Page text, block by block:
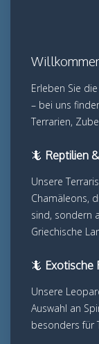
Erleben Sie
– bei uns
Terrarien,
🦎 Reptilien
Unsere
Chamäleons,
sind, sondern
Griechische
🦎 Exotische
Unsere
Auswahl an
besonders für